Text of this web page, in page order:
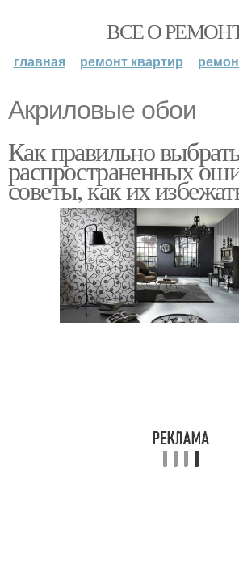
ВСЕ О
главная ремонт квартир
Акриловые обои
Как правильно
распространенных
советы, как их